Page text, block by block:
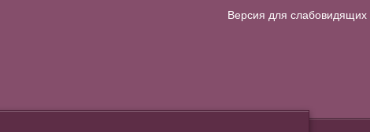
Версия для слабовидящих